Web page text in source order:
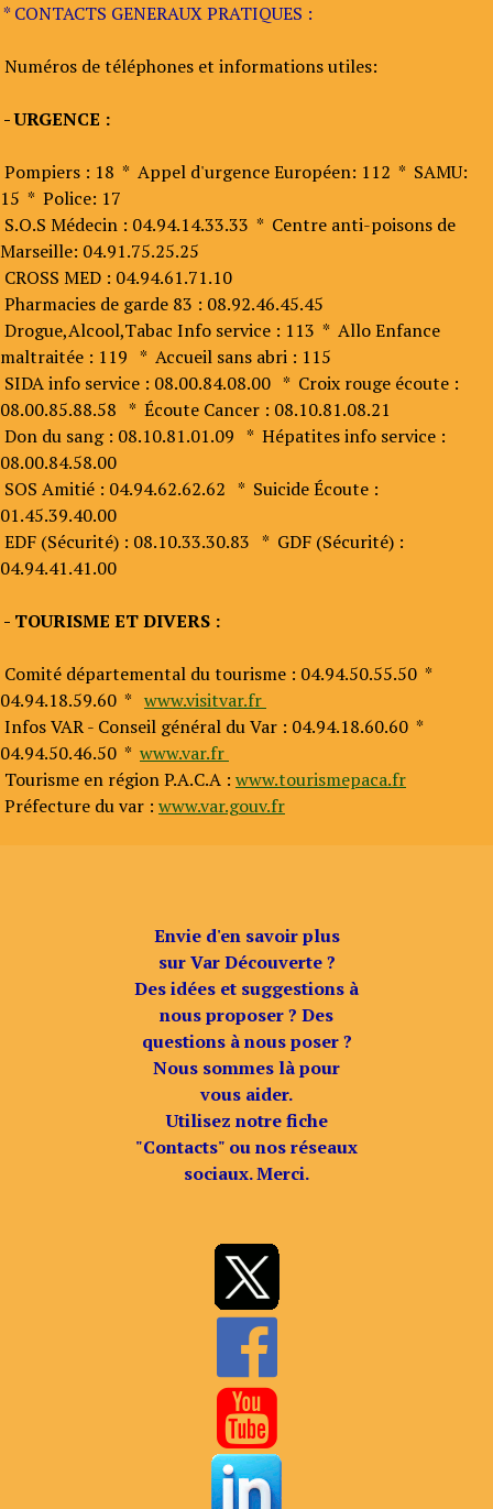
* CONTACTS GENERAUX PRATIQUES :
Numéros de téléphones et informations utiles:
- URGENCE :
Pompiers : 18 * Appel d'urgence Européen: 112 * SAMU:
15 * Police: 17
S.O.S Médecin : 04.94.14.33.33 * Centre anti-poisons de
Marseille: 04.91.75.25.25
CROSS MED : 04.94.61.71.10
Pharmacies de garde 83 : 08.92.46.45.45
Drogue,Alcool,Tabac Info service : 113 * Allo Enfance
maltraitée : 119 * Accueil sans abri : 115
SIDA info service : 08.00.84.08.00 * Croix rouge écoute :
08.00.85.88.58 * Écoute Cancer : 08.10.81.08.21
Don du sang : 08.10.81.01.09 * Hépatites info service :
08.00.84.58.00
SOS Amitié : 04.94.62.62.62 * Suicide Écoute :
01.45.39.40.00
EDF (Sécurité) : 08.10.33.30.83 * GDF (Sécurité) :
04.94.41.41.00
- TOURISME ET DIVERS :
Comité départemental du tourisme : 04.94.50.55.50 *
04.94.18.59.60 * www.visitvar.fr
Infos VAR - Conseil général du Var : 04.94.18.60.60 *
04.94.50.46.50 * www.var.fr
Tourisme en région P.A.C.A : www.tourismepaca.fr
Préfecture du var : www.var.gouv.fr
Envie d'en savoir plus
sur Var Découverte ?
Des idées et suggestions à
nous proposer ? Des
questions à nous poser ?
Nous sommes là pour
vous aider.
Utilisez notre fiche
"Contacts" ou nos réseaux
sociaux. Merci.

